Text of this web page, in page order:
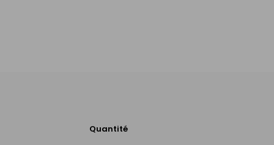
Quantité